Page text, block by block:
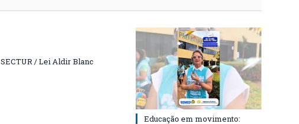
SECTUR / Lei Aldir Blanc
Educação em movimento: